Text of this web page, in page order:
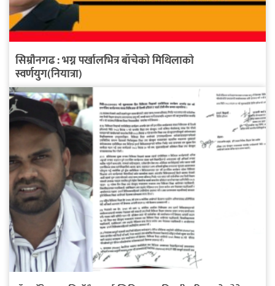
सिम्रौनगढ : भग्न पर्खालभित्र बाँचेको मिथिलाको
स्वर्णयुग(नियात्रा)